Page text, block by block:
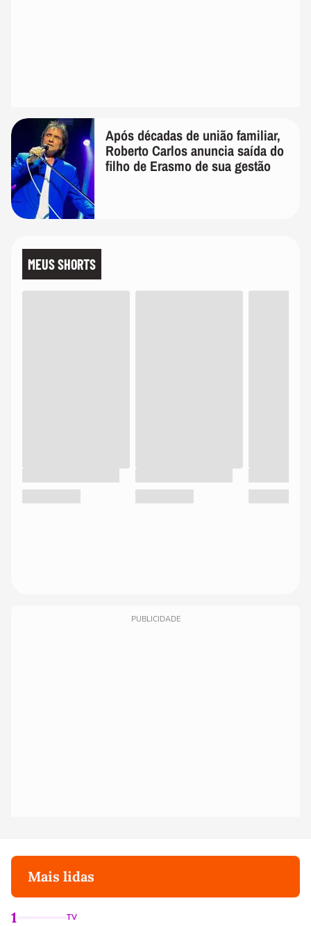
Após décadas de união familiar,
Roberto Carlos anuncia saída do
filho de Erasmo de sua gestão
MEUS SHORTS
PUBLICIDADE
Mais lidas
1 TV